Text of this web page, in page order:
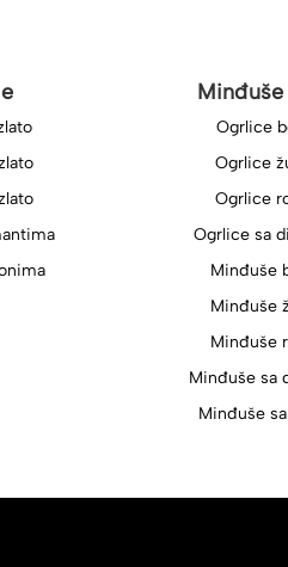
Ogrlice
Ogrlice
Ogrlice
Ogrlice sa
Minđuše
Minđuše
Minđuše
Minđuše sa
Minđuše